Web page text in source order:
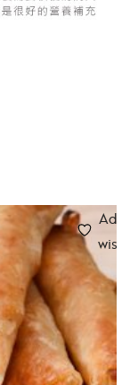
Add